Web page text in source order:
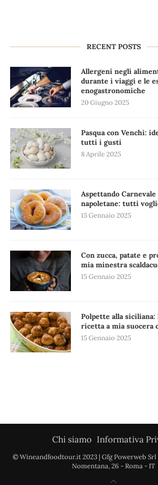
RECENT POSTS
Allergeni negli
durante i viaggi e le
enogastronomiche
20 Giugno 2025
Pasqua con Venchi:
tutti i gusti
8 Aprile 2025
Aspettando
napoletane: tutti
15 Gennaio 2025
Con zucca, patate e
mia minestra
15 Gennaio 2025
Polpette alla siciliana:
ricetta a mia suocera
15 Gennaio 2025
Chi siamo Informativa
© Wineandfoodtour.it 2023 | Gfg Powerweb
Nomentana, 26 - Roma - IT